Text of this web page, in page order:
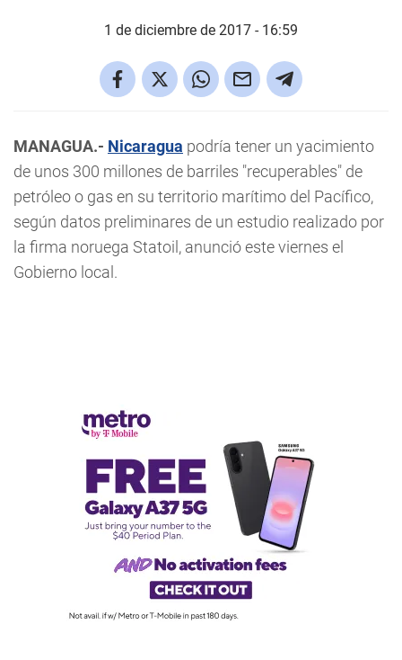
1 de diciembre de 2017 - 16:59
MANAGUA.- Nicaragua podría tener un yacimiento
de unos 300 millones de barriles "recuperables" de
petróleo o gas en su territorio marítimo del Pacífico,
según datos preliminares de un estudio realizado por
la firma noruega Statoil, anunció este viernes el
Gobierno local.